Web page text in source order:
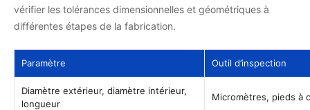
vérifier les tolérances dimensionnelles et géométriques à
différentes étapes de la fabrication.
Paramètre Outil d’inspection
Diamètre extérieur, diamètre intérieur,
longueur
Micromètres, pieds à